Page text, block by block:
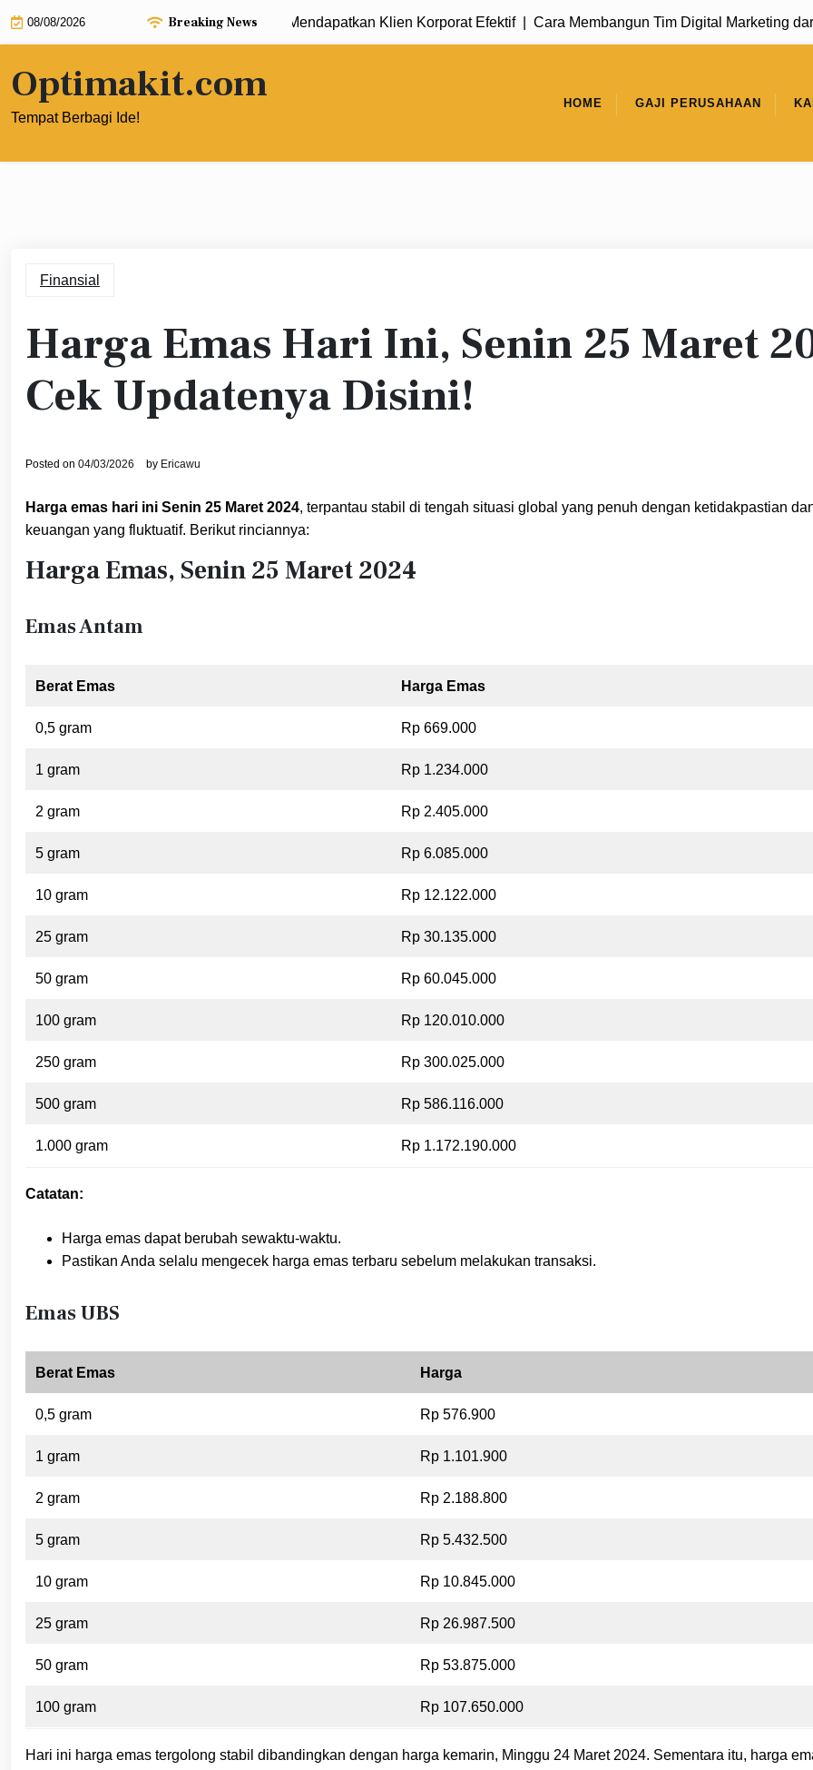
08/08/2026 Breaking News
Strategi B2B Digital Marketing untuk Mendapatkan Klien Korporat Efektif |Cara Membangun Tim Digital Marketing dari
Optimakit.com
Tempat Berbagi Ide!
HOME GAJI PERUSAHAAN
Finansial
Harga Emas Hari Ini, Senin 25 Maret
Cek Updatenya Disini!
Posted on 04/03/2026 by Ericawu
Harga emas hari ini Senin 25 Maret 2024, terpantau stabil di tengah situasi global yang penuh dengan ketidakpastian
keuangan yang fluktuatif. Berikut rinciannya:
Harga Emas, Senin 25 Maret 2024
Emas Antam
Berat Emas Harga Emas
0,5 gram Rp 669.000
1 gram Rp 1.234.000
2 gram Rp 2.405.000
5 gram Rp 6.085.000
10 gram Rp 12.122.000
25 gram Rp 30.135.000
50 gram Rp 60.045.000
100 gram Rp 120.010.000
250 gram Rp 300.025.000
500 gram Rp 586.116.000
1.000 gram Rp 1.172.190.000
Catatan:
Harga emas dapat berubah sewaktu-waktu.
Pastikan Anda selalu mengecek harga emas terbaru sebelum melakukan transaksi.
Emas UBS
Berat Emas Harga
0,5 gram Rp 576.900
1 gram Rp 1.101.900
2 gram Rp 2.188.800
5 gram Rp 5.432.500
10 gram Rp 10.845.000
25 gram Rp 26.987.500
50 gram Rp 53.875.000
100 gram Rp 107.650.000
Hari ini harga emas tergolong stabil dibandingkan dengan harga kemarin, Minggu 24 Maret 2024. Sementara itu, harga